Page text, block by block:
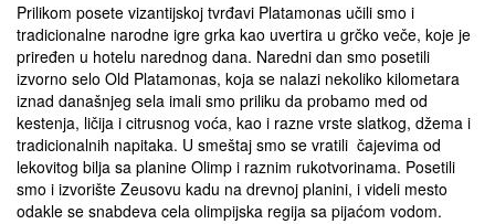
Prilikom posete vizantijskoj tvrđavi Platamonas učili smo i
tradicionalne narodne igre grka kao uvertira u grčko veče, koje je
priređen u hotelu narednog dana. Naredni dan smo posetili
izvorno selo Old Platamonas, koja se nalazi nekoliko kilometara
iznad današnjeg sela imali smo priliku da probamo med od
kestenja, ličija i citrusnog voća, kao i razne vrste slatkog, džema i
tradicionalnih napitaka. U smeštaj smo se vratili čajevima od
lekovitog bilja sa planine Olimp i raznim rukotvorinama. Posetili
smo i izvorište Zeusovu kadu na drevnoj planini, i videli mesto
odakle se snabdeva cela olimpijska regija sa pijaćom vodom.